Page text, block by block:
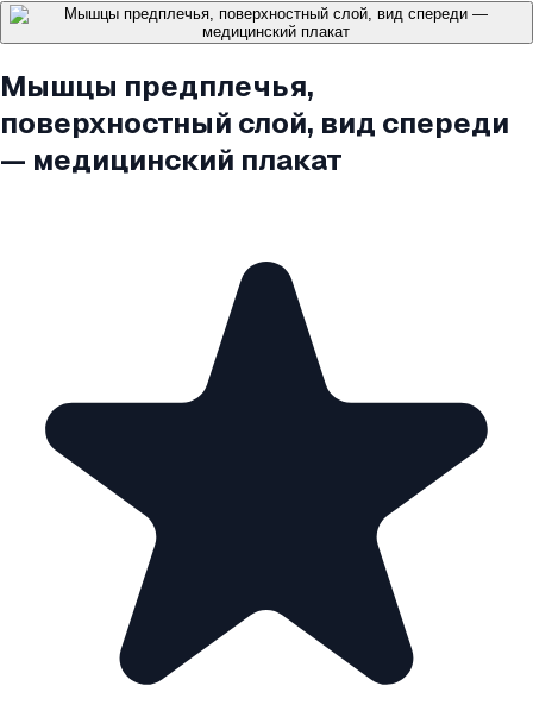
Мышцы предплечья,
поверхностный слой, вид спереди
— медицинский плакат